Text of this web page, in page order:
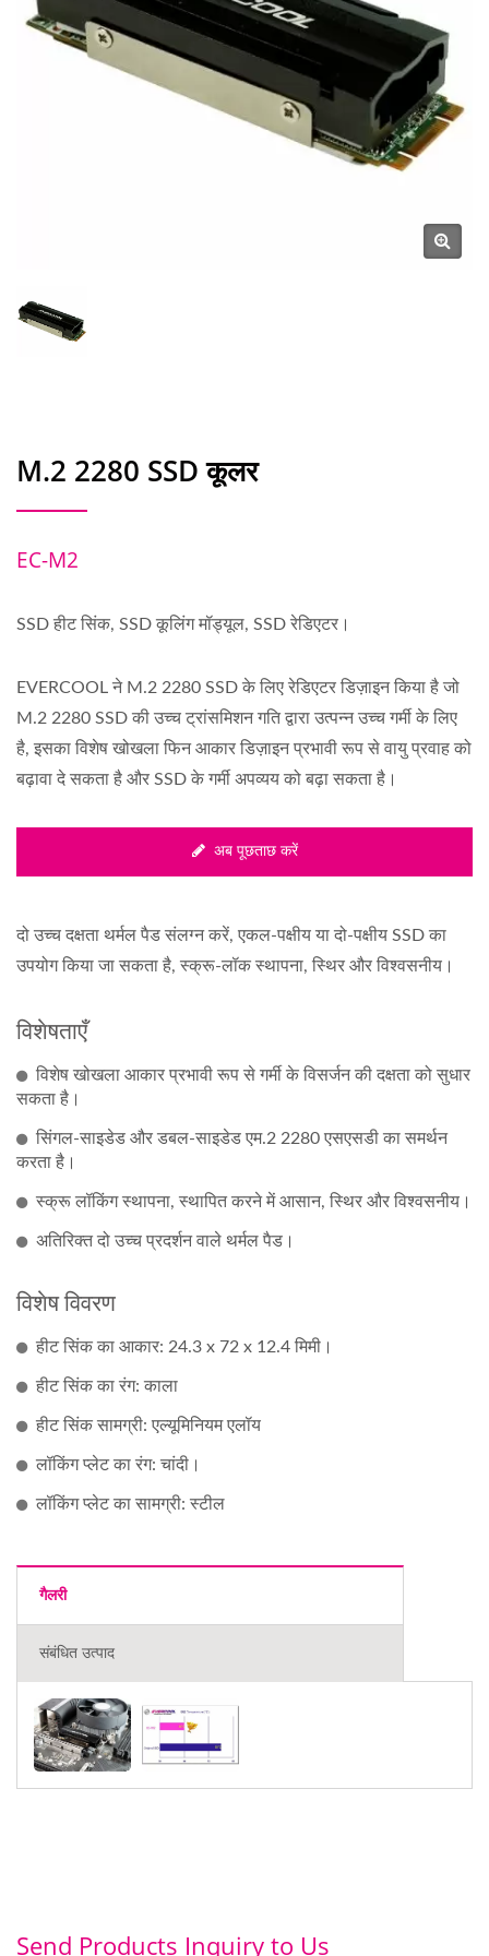
M.2 2280 SSD कूलर
EC-M2
SSD हीट सिंक, SSD कूलिंग मॉड्यूल, SSD रेडिएटर।
EVERCOOL ने M.2 2280 SSD के लिए रेडिएटर डिज़ाइन किया है जो
M.2 2280 SSD की उच्च ट्रांसमिशन गति द्वारा उत्पन्न उच्च गर्मी के लिए
है, इसका विशेष खोखला फिन आकार डिज़ाइन प्रभावी रूप से वायु प्रवाह को
बढ़ावा दे सकता है और SSD के गर्मी अपव्यय को बढ़ा सकता है।
अब पूछताछ करें
दो उच्च दक्षता थर्मल पैड संलग्न करें, एकल-पक्षीय या दो-पक्षीय SSD का
उपयोग किया जा सकता है, स्क्रू-लॉक स्थापना, स्थिर और विश्वसनीय।
विशेषताएँ
विशेष खोखला आकार प्रभावी रूप से गर्मी के विसर्जन की दक्षता को सुधार
सकता है।
सिंगल-साइडेड और डबल-साइडेड एम.2 2280 एसएसडी का समर्थन
करता है।
स्क्रू लॉकिंग स्थापना, स्थापित करने में आसान, स्थिर और विश्वसनीय।
अतिरिक्त दो उच्च प्रदर्शन वाले थर्मल पैड।
विशेष विवरण
हीट सिंक का आकार: 24.3 x 72 x 12.4 मिमी।
हीट सिंक का रंग: काला
हीट सिंक सामग्री: एल्यूमिनियम एलॉय
लॉकिंग प्लेट का रंग: चांदी।
लॉकिंग प्लेट का सामग्री: स्टील
गैलरी
संबंधित उत्पाद